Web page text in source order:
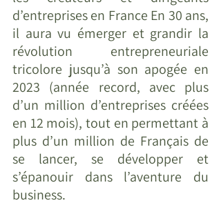
d’entreprises en France En 30 ans,
il aura vu émerger et grandir la
révolution entrepreneuriale
tricolore jusqu’à son apogée en
2023 (année record, avec plus
d’un million d’entreprises créées
en 12 mois), tout en permettant à
plus d’un million de Français de
se lancer, se développer et
s’épanouir dans l’aventure du
business.